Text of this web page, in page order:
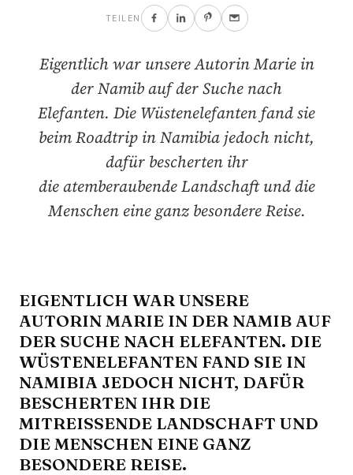
TEILEN
Eigentlich war unsere Autorin Marie in
der Namib auf der Suche nach
Elefanten. Die Wüstenelefanten fand sie
beim Roadtrip in Namibia jedoch nicht,
dafür bescherten ihr
die atemberaubende Landschaft und die
Menschen eine ganz besondere Reise.
EIGENTLICH WAR UNSERE
AUTORIN MARIE IN DER NAMIB AUF
DER SUCHE NACH ELEFANTEN. DIE
WÜSTENELEFANTEN FAND SIE IN
NAMIBIA JEDOCH NICHT, DAFÜR
BESCHERTEN IHR DIE
MITREISSENDE LANDSCHAFT UND D
IE MENSCHEN EINE GANZ B
ESONDERE REISE.